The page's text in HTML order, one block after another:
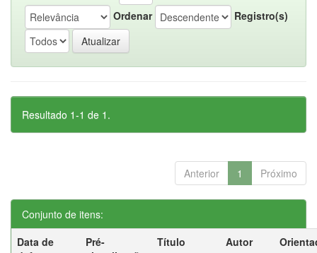
Ordenar
Registro(s)
Resultado 1-1 de 1.
Anterior 1 Próximo
Conjunto de itens:
Data de
Pré-
Título Autor